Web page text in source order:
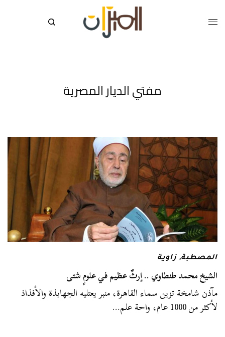
مفتي الديار المصرية
المصطبة, زاوية
الشيخ محمد طنطاوي .. إرثٌ عظيم في علومٍ شتى
مآذن شامخة تزين سماء القاهرة، منبر يعتليه الجهابذة والأفذاذ
لأكثر من 1000 عام، واحة علم…